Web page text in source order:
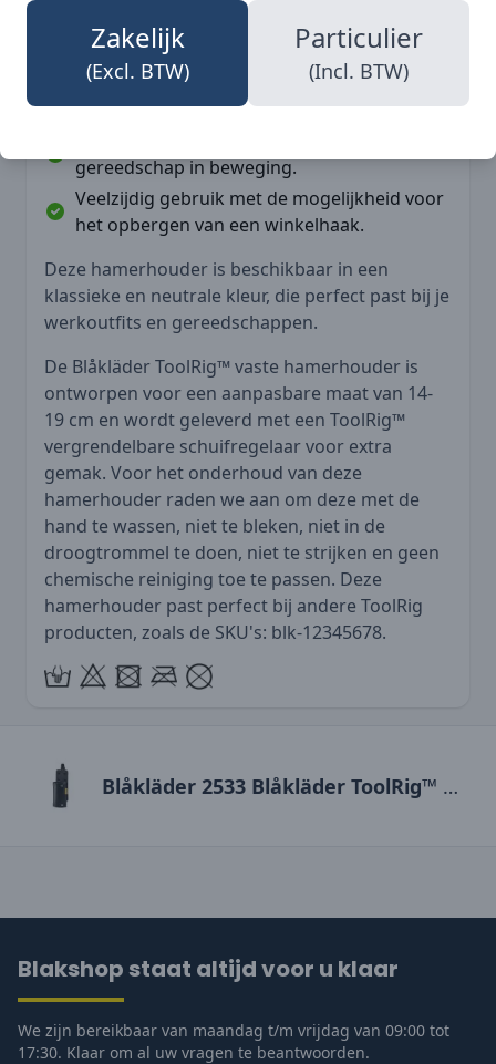
Zakelijk
(Excl. BTW)
Particulier
(Incl. BTW)
Snelle aansluiting via het Blåkläder ToolRig™
systeem.
Geschikt voor zowel rechts- als linkshandige
gebruikers.
gereedschap in beweging.
Veelzijdig gebruik met de mogelijkheid voor
het opbergen van een winkelhaak.
Deze hamerhouder is beschikbaar in een
klassieke en neutrale kleur, die perfect past bij je
werkoutfits en gereedschappen.
De Blåkläder ToolRig™ vaste hamerhouder is
ontworpen voor een aanpasbare maat van 14-
19 cm en wordt geleverd met een ToolRig™
vergrendelbare schuifregelaar voor extra
gemak. Voor het onderhoud van deze
hamerhouder raden we aan om deze met de
hand te wassen, niet te bleken, niet in de
droogtrommel te doen, niet te strijken en geen
chemische reiniging toe te passen. Deze
hamerhouder past perfect bij andere ToolRig
producten, zoals de SKU's: blk-12345678.
Blåkläder 2533 Blåkläder ToolRig™ vaste hamerhouder
Blakshop staat altijd voor u klaar
We zijn bereikbaar van maandag t/m vrijdag van 09:00 tot
17:30. Klaar om al uw vragen te beantwoorden.